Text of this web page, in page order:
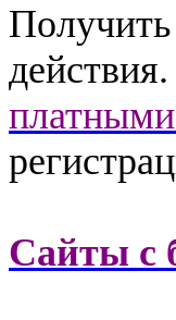
Сайты с